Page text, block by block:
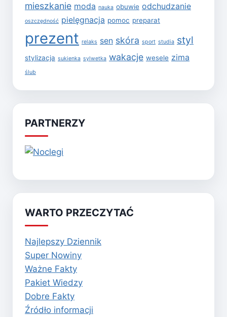
mieszkanie moda nauka obuwie odchudzanie
oszczędność pielęgnacja pomoc preparat
prezent relaks sen skóra sport studia styl
stylizacja sukienka sylwetka wakacje wesele zima
ślub
PARTNERZY
WARTO PRZECZYTAĆ
Najlepszy Dziennik
Super Nowiny
Ważne Fakty
Pakiet Wiedzy
Dobre Fakty
Źródło informacji